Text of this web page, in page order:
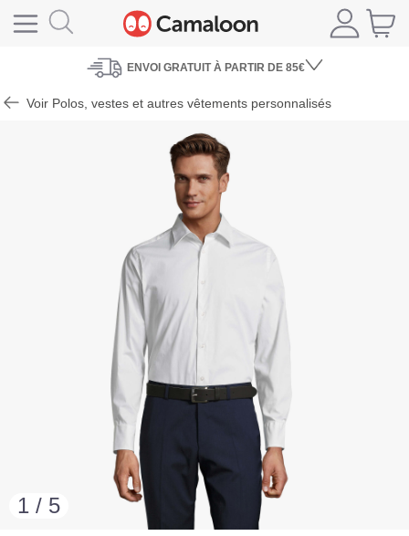
ENVOI GRATUIT À PARTIR DE 85€
Voir Polos, vestes et autres vêtements personnalisés
1 / 5